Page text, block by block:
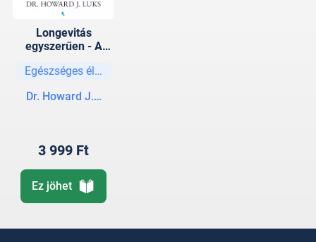
Longevitás
egyszerűen - A
egészséges élet
bonyolult legyen
Egészséges életmód
Dr. Howard J. Luks
3 999 Ft
Ez jöhet